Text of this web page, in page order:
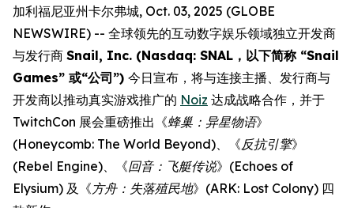
加利福尼亚州卡尔弗城, Oct. 03, 2025 (GLOBE
NEWSWIRE) -- 全球领先的互动数字娱乐领域独立开发商
与发行商 Snail, Inc. (Nasdaq: SNAL，以下简称 “Snail
Games” 或“公司”) 今日宣布，将与连接主播、发行商与
开发商以推动真实游戏推广的 Noiz 达成战略合作，并于
TwitchCon 展会重磅推出《蜂巢：异星物语》
(Honeycomb: The World Beyond)、《反抗引擎》
(Rebel Engine)、《回音：飞艇传说》(Echoes of
Elysium) 及《方舟：失落殖民地》(ARK: Lost Colony) 四